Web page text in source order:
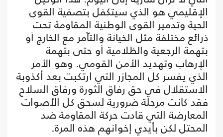
الإقليمي هو الذي سيتكفل بتصفية القوى
الحية وتدمير القوى الوطنية المقاومة تحت
ذرائع مختلفة مثل الخيانة والتآمر مع الخارج أو
بتهمة الرجعية والظلامية أو حتى بتهمة
الإرهاب وتهديد الأمن القومي. وهو الأمر
الذي يفسر كل المجازر التي ارتكبت بعد أكذوبة
الاستقلال في حق رفاق الثورة ورفاق السلاح
فقد كانت مرحلة ضرورية لسحق كل الأصوات
المعارضة التي قادت حركة المقاومة ضد
المحتل لكن بأيدي إخوانهم هذه المرة.